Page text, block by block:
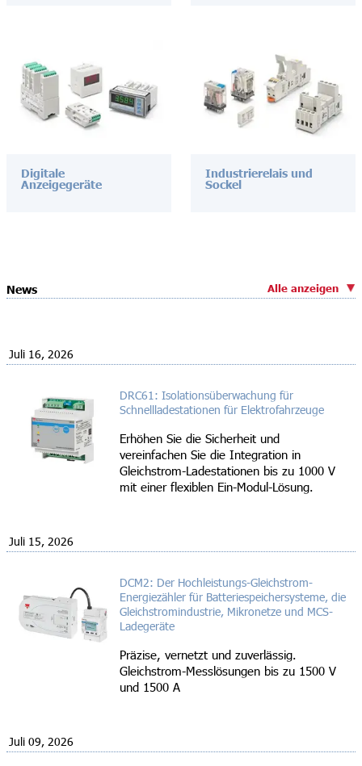
Digitale
Anzeigegeräte
Industrierelais und
Sockel
News Alle anzeigen
Juli 16, 2026
DRC61: Isolationsüberwachung für
Schnellladestationen für Elektrofahrzeuge
Erhöhen Sie die Sicherheit und
vereinfachen Sie die Integration in
Gleichstrom-Ladestationen bis zu 1000 V
mit einer flexiblen Ein-Modul-Lösung.
Juli 15, 2026
DCM2: Der Hochleistungs-Gleichstrom-
Energiezähler für Batteriespeichersysteme, die
Gleichstromindustrie, Mikronetze und MCS-
Ladegeräte
Präzise, vernetzt und zuverlässig.
Gleichstrom-Messlösungen bis zu 1500 V
und 1500 A
Juli 09, 2026